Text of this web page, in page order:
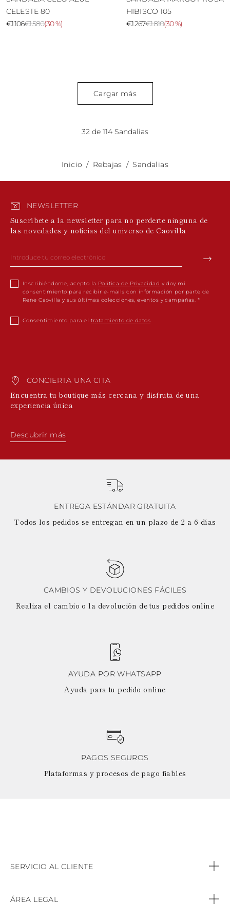
CELESTE 80
€1.580
€1.106 (30 %)
HIBISCO 105
€1.810
€1.267 (30 %)
32 de 114 Sandalias
Cargar más
Inicio Rebajas Sandalias
NEWSLETTER
Suscríbete a la newsletter para no perderte ninguna de
las novedades y noticias del universo de Caovilla
Inscribiéndome, acepto la Política de Privacidad y doy mi
consentimiento para recibir e-mails con información por parte de
Rene Caovilla y sus últimas colecciones, eventos y campañas.
Consentimiento para el tratamiento de datos.
CONCIERTA UNA CITA
Encuentra tu boutique más cercana y disfruta de una
experiencia única
Descubrir más
ENTREGA ESTÁNDAR GRATUITA
Todos los pedidos se entregan en un plazo de 2 a 6 días
CAMBIOS Y DEVOLUCIONES FÁCILES
Realiza el cambio o la devolución de tus pedidos online
AYUDA POR WHATSAPP
Ayuda para tu pedido online
PAGOS SEGUROS
Plataformas y procesos de pago fiables
SERVICIO AL CLIENTE
Contacto
ÁREA LEGAL